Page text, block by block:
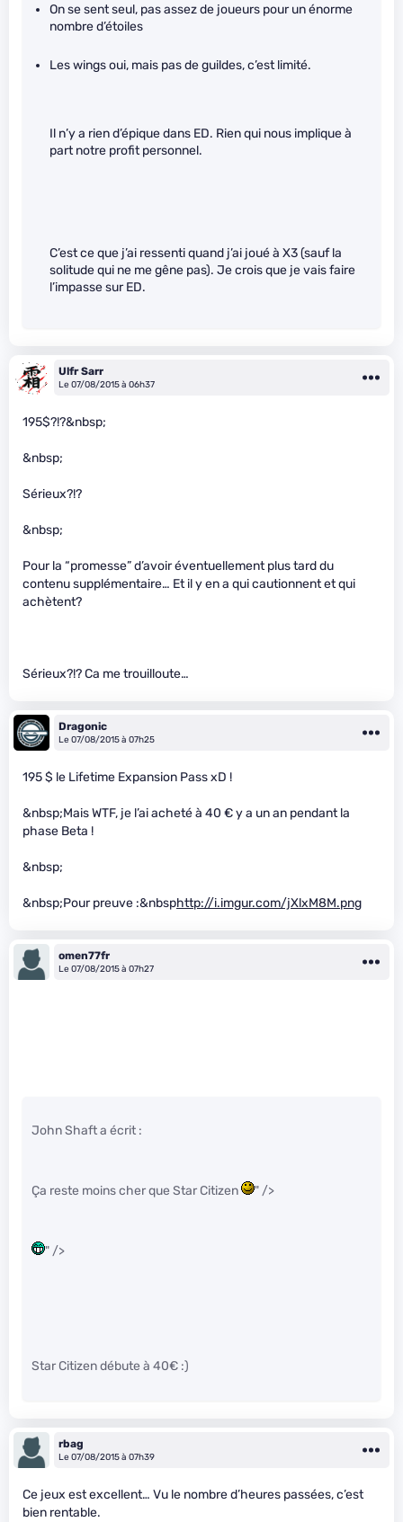
On se sent seul, pas assez de joueurs pour un énorme
nombre d’étoiles
Les wings oui, mais pas de guildes, c’est limité.
Il n’y a rien d’épique dans ED. Rien qui nous implique à
part notre profit personnel.
C’est ce que j’ai ressenti quand j’ai joué à X3 (sauf la
solitude qui ne me gêne pas). Je crois que je vais faire
l’impasse sur ED.
Ulfr Sarr
Le 07/08/2015 à 06h37
195$?!?&nbsp;
&nbsp;
Sérieux?!?
&nbsp;
Pour la “promesse” d’avoir éventuellement plus tard du
contenu supplémentaire… Et il y en a qui cautionnent et qui
achètent?
Sérieux?!? Ca me trouilloute…
Dragonic
Le 07/08/2015 à 07h25
195 $ le Lifetime Expansion Pass xD !
&nbsp;Mais WTF, je l’ai acheté à 40 € y a un an pendant la
phase Beta !
&nbsp;
&nbsp;Pour preuve :&nbsphttp://i.imgur.com/jXlxM8M.png
omen77fr
Le 07/08/2015 à 07h27
John Shaft a écrit :
Ça reste moins cher que Star Citizen " />
" />
Star Citizen débute à 40€ :)
rbag
Le 07/08/2015 à 07h39
Ce jeux est excellent… Vu le nombre d’heures passées, c’est
bien rentable.